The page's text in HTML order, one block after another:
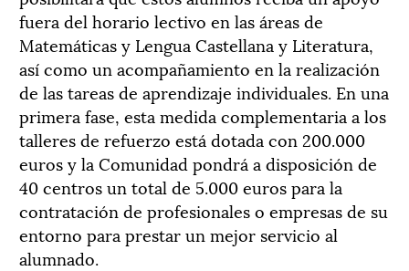
fuera del horario lectivo en las áreas de
Matemáticas y Lengua Castellana y Literatura,
así como un acompañamiento en la realización
de las tareas de aprendizaje individuales. En una
primera fase, esta medida complementaria a los
talleres de refuerzo está dotada con 200.000
euros y la Comunidad pondrá a disposición de
40 centros un total de 5.000 euros para la
contratación de profesionales o empresas de su
entorno para prestar un mejor servicio al
alumnado.